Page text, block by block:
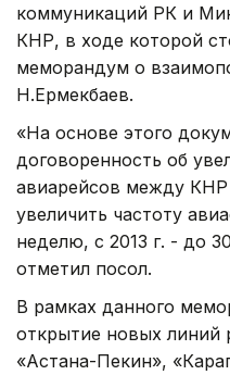
коммуникаций РК и
КНР, в ходе которой
меморандум о
Н.Ермекбаев.
«На основе этого
договоренность об
авиарейсов между
увеличить частоту
неделю, с 2013 г. - до
отметил посол.
В рамках данного
открытие новых линий
«Астана-Пекин»,